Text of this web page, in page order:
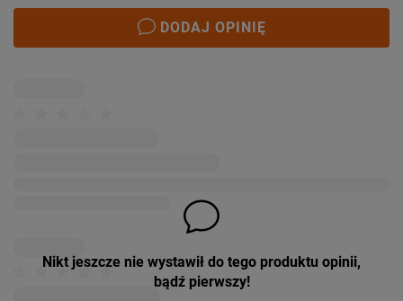
DODAJ OPINIĘ
Nikt jeszcze nie wystawił do tego produktu opinii,
bądź pierwszy!